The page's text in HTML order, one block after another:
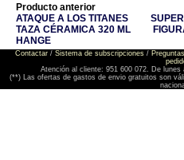
Producto anterior
ATAQUE A LOS TITANES
TAZA CÉRAMICA 320 ML
HANGE
Contactar/ Sistema de subscripciones/
Atención al cliente: 951 600 072. De
(**) Las ofertas de gastos de envio gratuitos son